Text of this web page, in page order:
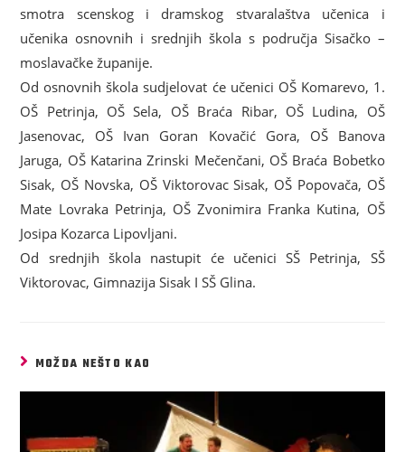
smotra scenskog i dramskog stvaralaštva učenica i
učenika osnovnih i srednjih škola s područja Sisačko –
moslavačke županije.
Od osnovnih škola sudjelovat će učenici OŠ Komarevo, 1.
OŠ Petrinja, OŠ Sela, OŠ Braća Ribar, OŠ Ludina, OŠ
Jasenovac, OŠ Ivan Goran Kovačić Gora, OŠ Banova
Jaruga, OŠ Katarina Zrinski Mečenčani, OŠ Braća Bobetko
Sisak, OŠ Novska, OŠ Viktorovac Sisak, OŠ Popovača, OŠ
Mate Lovraka Petrinja, OŠ Zvonimira Franka Kutina, OŠ
Josipa Kozarca Lipovljani.
Od srednjih škola nastupit će učenici SŠ Petrinja, SŠ
Viktorovac, Gimnazija Sisak I SŠ Glina.
MOŽDA NEŠTO KAO